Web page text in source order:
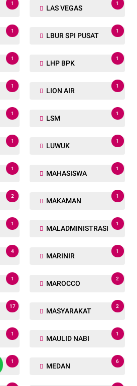
1
LAS VEGAS
1
1
LBUR SPI PUSAT
1
1
LHP BPK
1
1
LION AIR
1
1
LSM
1
1
LUWUK
1
1
MAHASISWA
1
2
MAKAMAN
1
1
MALADMINISTRASI
1
4
MARINIR
1
1
MAROCCO
2
17
MASYARAKAT
2
1
MAULID NABI
1
1
MEDAN
6